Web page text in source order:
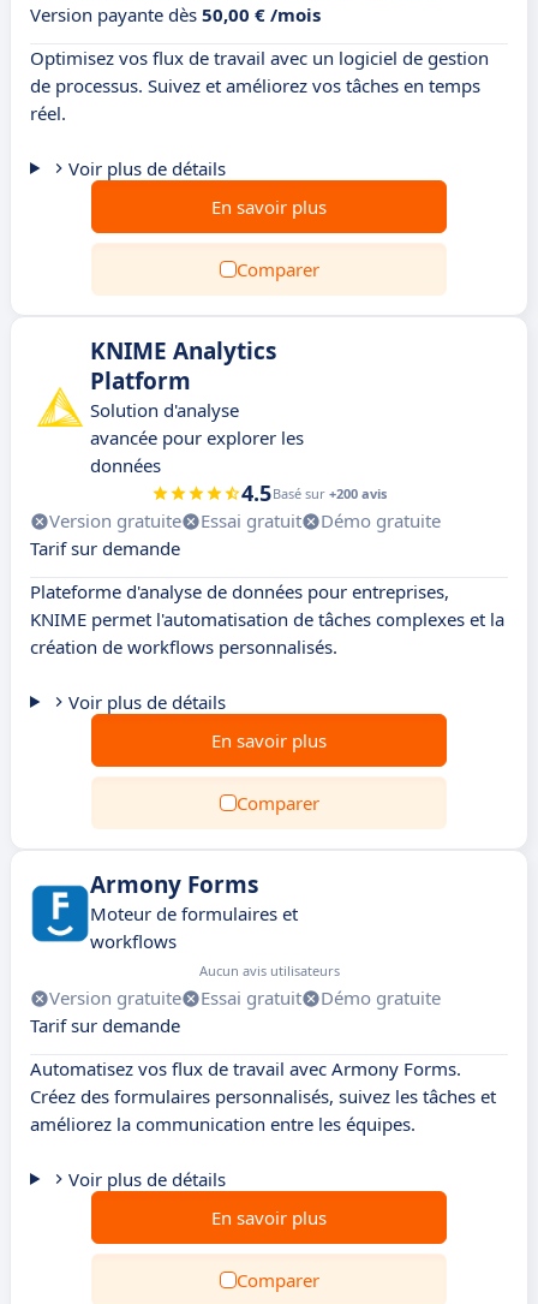
Version payante dès 50,00 € /mois
Optimisez vos flux de travail avec un logiciel de gestion
de processus. Suivez et améliorez vos tâches en temps
réel.
Voir plus de détails
En savoir plus
Comparer
KNIME Analytics
Platform
Solution d'analyse
avancée pour explorer les
données
4.5Basé sur +200 avis
Version gratuite Essai gratuit
Démo gratuite
Tarif sur demande
Plateforme d'analyse de données pour entreprises,
KNIME permet l'automatisation de tâches complexes et la
création de workflows personnalisés.
Voir plus de détails
En savoir plus
Comparer
Armony Forms
Moteur de formulaires et
workflows
Aucun avis utilisateurs
Version gratuite Essai gratuit
Démo gratuite
Tarif sur demande
Automatisez vos flux de travail avec Armony Forms.
Créez des formulaires personnalisés, suivez les tâches et
améliorez la communication entre les équipes.
Voir plus de détails
En savoir plus
Comparer